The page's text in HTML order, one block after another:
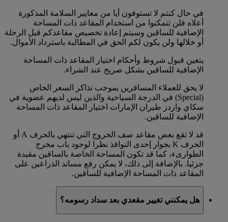
في حال كنتم لا تستوفون أيا من معايير السلامة المذكورة
أعلاه فلن تتمكنوا من استخدام المقاعد ذات المساحة
الإضافية للساقين وسيتم إعادة تخصيص مقاعدكم قبل الرحلة
أو خلالها ولن يكون لكم الحق في المطالبة باسترداد الأموال.
يتعين قبول شروط وأحكام اختيار المقاعد ذات المساحة
الإضافية للساقين بشكل صريح عند الشراء.
لا يحق للعملاء المسافرين بموجب تذاكر السعر الخاص
(Special) في الدرجة السياحية والذين ليس لديهم عضوية في
سكاي واردز طيران الإمارات اختيار المقاعد ذات المساحة
الإضافية للساقين.
قد لا تقع بعض مقاعد صف الخروج التي تنتهي بالحرف A أو
الحرف K بجوار إحدى النوافذ نظرا لوجود باب مخرج
الطوارىء، كما قد تكون المساحة الخاصة بالساقين مقيدة
جزئيا. بالإضافة إلى ذلك، لا يمكن رفع مساند الذراعين على
المقاعد ذات المساحة الإضافية للساقين.
هل يمكنني تغيير مقعدي بعد سداد رسومه؟